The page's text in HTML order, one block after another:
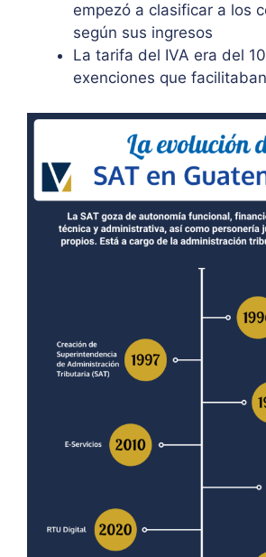
empezó a clasificar a los
según sus ingresos
La tarifa del IVA era del
exenciones que